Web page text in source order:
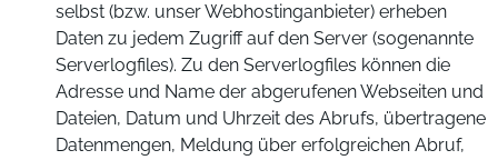
selbst (bzw. unser Webhostinganbieter) erheben
Daten zu jedem Zugriff auf den Server (sogenannte
Serverlogfiles). Zu den Serverlogfiles können die
Adresse und Name der abgerufenen Webseiten und
Dateien, Datum und Uhrzeit des Abrufs, übertragene
Datenmengen, Meldung über erfolgreichen Abruf,